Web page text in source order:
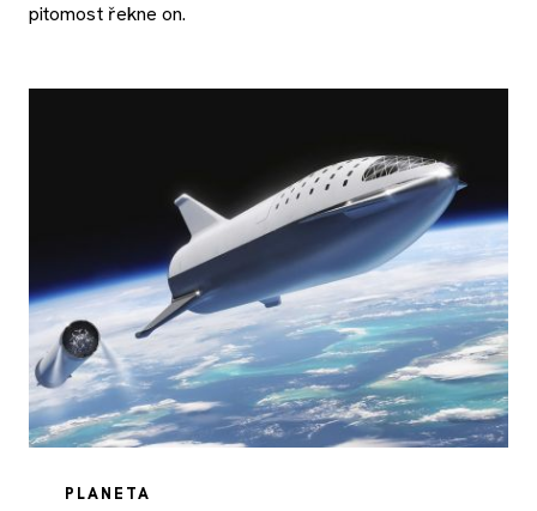
pitomost řekne on.
PLANETA